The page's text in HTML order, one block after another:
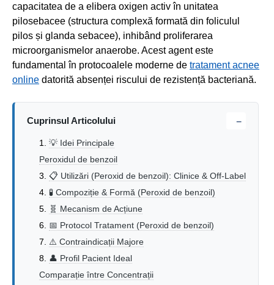
capacitatea de a elibera oxigen activ în unitatea
pilosebacee (structura complexă formată din foliculul
pilos și glanda sebacee), inhibând proliferarea
microorganismelor anaerobe. Acest agent este
fundamental în protocoalele moderne de tratament acnee
online datorită absenței riscului de rezistență bacteriană.
Cuprinsul Articolului −
💡 Idei Principale
Peroxidul de benzoil
📋 Utilizări (Peroxid de benzoil): Clinice & Off-Label
🧪 Compoziție & Formă (Peroxid de benzoil)
🧬 Mecanism de Acțiune
📅 Protocol Tratament (Peroxid de benzoil)
⚠️ Contraindicații Majore
👤 Profil Pacient Ideal
Comparație între Concentrații